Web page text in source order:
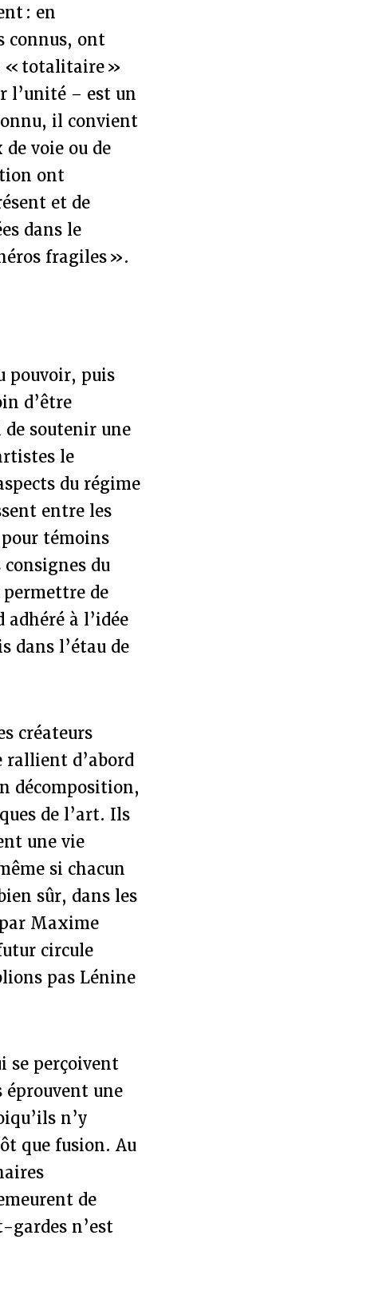
: en
connus, ont
« totalitaire »
l’unité – est un
il convient
voie ou de
ont
et de
dans le
fragiles ».
pouvoir, puis
d’être
de soutenir une
le
du régime
entre les
témoins
du
de
adhéré à l’idée
dans l’étau de
créateurs
rallient d’abord
décomposition,
de l’art. Ils
une vie
si chacun
sûr, dans les
Maxime
circule
pas Lénine
se perçoivent
éprouvent une
n’y
que fusion. Au
de
gardes n’est